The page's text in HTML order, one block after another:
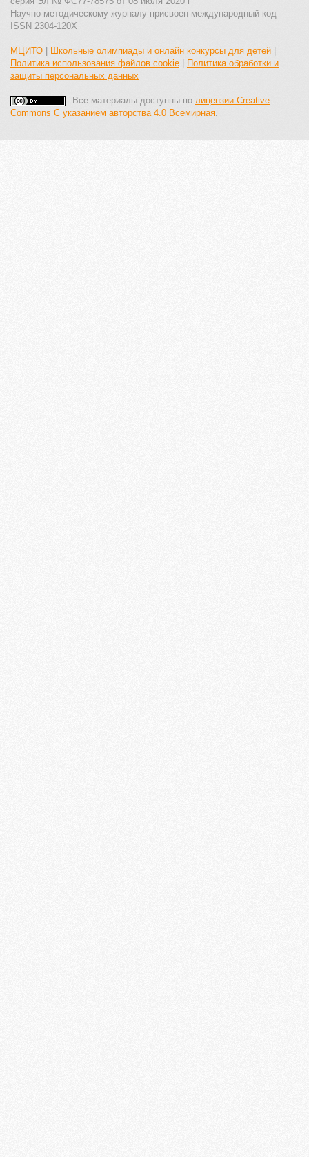
Научно-методическому журналу присвоен международный код
ISSN 2304-120X
МЦИТО Школьные олимпиады и онлайн конкурсы для детей
Политика использования файлов cookie
Политика обработки и
защиты персональных данных
Все материалы доступны по лицензии Creative
Commons С указанием авторства 4.0 Всемирная.